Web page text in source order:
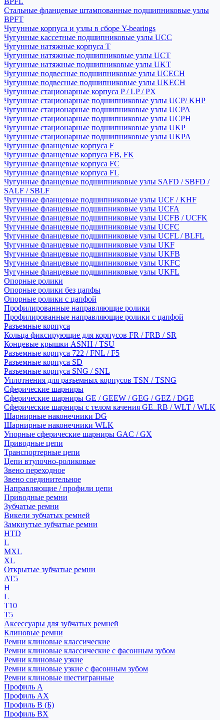
Стальные фланцевые штампованные подшипниковые узлы
BPFT
Чугунные корпуса и узлы в сборе Y-bearings
Чугунные кассетные подшипниковые узлы UCC
Чугунные натяжные корпуса T
Чугунные натяжные подшипниковые узлы UCT
Чугунные натяжные подшипниковые узлы UKT
Чугунные подвесные подшипниковые узлы UCECH
Чугунные подвесные подшипниковые узлы UKECH
Чугунные стационарные корпуса P / LP / PX
Чугунные стационарные подшипниковые узлы UCP/ KHP
Чугунные стационарные подшипниковые узлы UCPA
Чугунные стационарные подшипниковые узлы UCPH
Чугунные стационарные подшипниковые узлы UKP
Чугунные стационарные подшипниковые узлы UKPA
Чугунные фланцевые корпуса F
Чугунные фланцевые корпуса FB, FK
Чугунные фланцевые корпуса FC
Чугунные фланцевые корпуса FL
Чугунные фланцевые подшипниковые узлы SAFD / SBFD /
SALF / SBLF
Чугунные фланцевые подшипниковые узлы UCF / KHF
Чугунные фланцевые подшипниковые узлы UCFA
Чугунные фланцевые подшипниковые узлы UCFB / UCFK
Чугунные фланцевые подшипниковые узлы UCFC
Чугунные фланцевые подшипниковые узлы UCFL / BLFL
Чугунные фланцевые подшипниковые узлы UKF
Чугунные фланцевые подшипниковые узлы UKFB
Чугунные фланцевые подшипниковые узлы UKFC
Чугунные фланцевые подшипниковые узлы UKFL
Опорные ролики
Опорные ролики без цапфы
Опорные ролики с цапфой
Профилированные направляющие ролики
Профилированные направляющие ролики с цапфой
Разъемные корпуса
Кольца фиксирующие для корпусов FR / FRB / SR
Концевые крышки ASNH / TSU
Разъемные корпуса 722 / FNL / F5
Разъемные корпуса SD
Разъемные корпуса SNG / SNL
Уплотнения для разъемных корпусов TSN / TSNG
Сферические шарниры
Сферические шарниры GE / GEEW / GEG / GEZ / DGE
Сферические шарниры с телом качения GE..RB / WLT / WLK
Шарнирные наконечники DG
Шарнирные наконечники WLK
Упорные сферические шарниры GAC / GX
Приводные цепи
Транспортерные цепи
Цепи втулочно-роликовые
Звено переходное
Звено соединительное
Направляющие / профили цепи
Приводные ремни
Зубчатые ремни
Викели зубчатых ремней
Замкнутые зубчатые ремни
HTD
L
MXL
XL
Открытые зубчатые ремни
AT5
H
L
T10
T5
Аксессуары для зубчатых ремней
Клиновые ремни
Ремни клиновые классические
Ремни клиновые классические с фасонным зубом
Ремни клиновые узкие
Ремни клиновые узкие с фасонным зубом
Ремни клиновые шестигранные
Профиль A
Профиль AX
Профиль B (Б)
Профиль BX